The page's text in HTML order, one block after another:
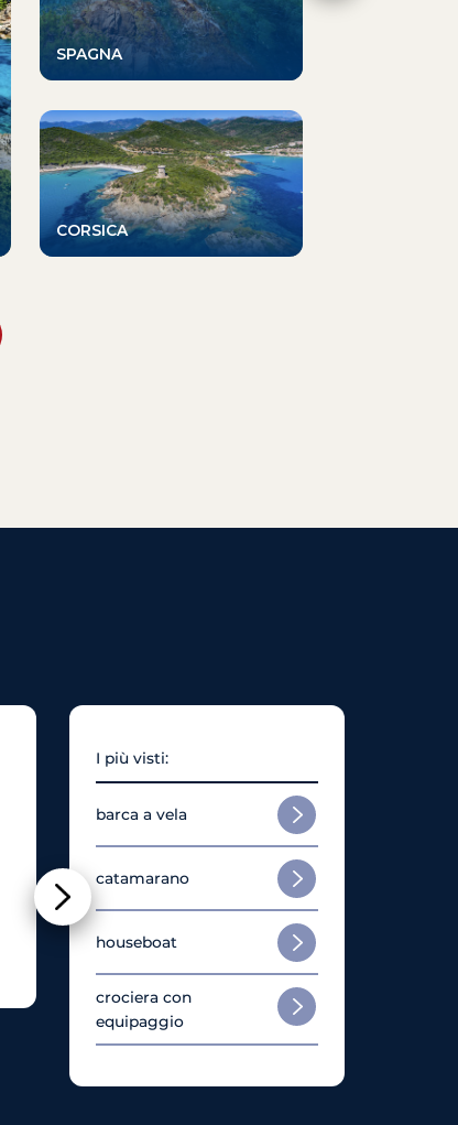
SPAGNA
CORSICA
Vela Monoscafo
I più visti:
barca a vela
catamarano
houseboat
crociera con
equipaggio